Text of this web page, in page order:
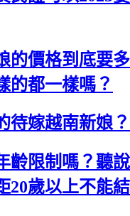
的價格到底要
的都一樣嗎？
待嫁越南新娘？
齡限制嗎？聽
20歲以上不能